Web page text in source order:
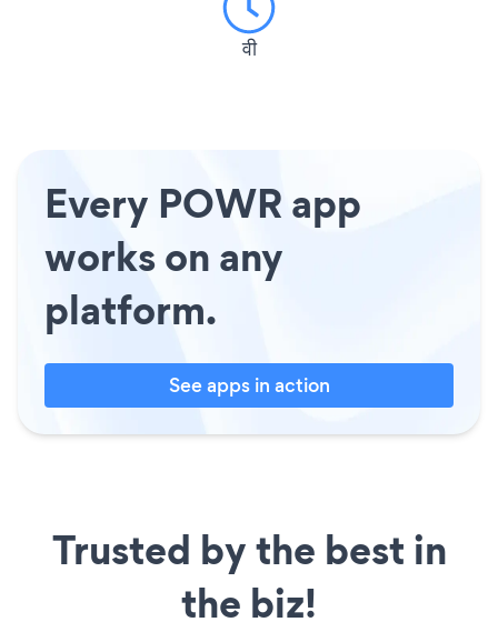
वी
Every POWR app
works on any
platform.
See apps in action
Trusted by the best in
the biz!